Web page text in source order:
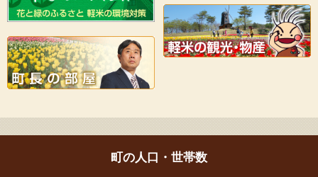
町の人口・世帯数